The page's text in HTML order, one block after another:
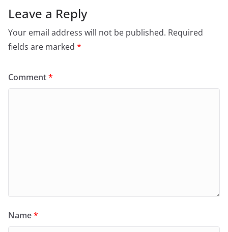
Leave a Reply
Your email address will not be published. Required
fields are marked *
Comment*
Name*